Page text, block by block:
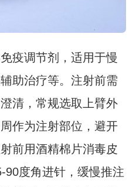
疫调节剂，适用于慢
助治疗等。注射前需
清，常规选取上臂外
作为注射部位，避开
前用酒精棉片消毒皮
90度角进针，缓慢推注